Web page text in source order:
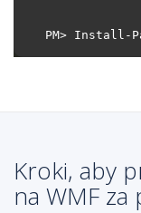
Kroki, aby
na WMF